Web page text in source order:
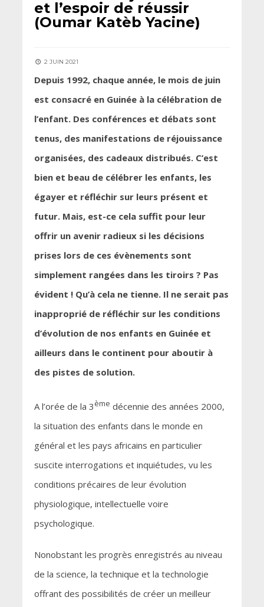
et l’espoir de réussir
(Oumar Katèb Yacine)
2 JUIN 2021
Depuis 1992, chaque année, le mois de juin
est consacré en Guinée à la célébration de
l’enfant. Des conférences et débats sont
tenus, des manifestations de réjouissance
organisées, des cadeaux distribués. C’est
bien et beau de célébrer les enfants, les
égayer et réfléchir sur leurs présent et
futur. Mais, est-ce cela suffit pour leur
offrir un avenir radieux si les décisions
prises lors de ces évènements sont
simplement rangées dans les tiroirs ? Pas
évident ! Qu’à cela ne tienne. Il ne serait pas
inapproprié de réfléchir sur les conditions
d’évolution de nos enfants en Guinée et
ailleurs dans le continent pour aboutir à
des pistes de solution.
A l’orée de la 3ème décennie des années 2000,
la situation des enfants dans le monde en
général et les pays africains en particulier
suscite interrogations et inquiétudes, vu les
conditions précaires de leur évolution
physiologique, intellectuelle voire
psychologique.
Nonobstant les progrès enregistrés au niveau
de la science, la technique et la technologie
offrant des possibilités de créer un meilleur